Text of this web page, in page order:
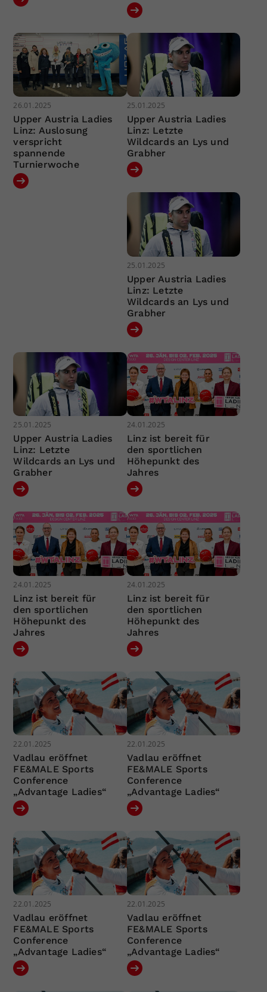
26.01.2025
Upper Austria Ladies
Linz: Auslosung
verspricht
spannende
Turnierwoche
25.01.2025
Upper Austria Ladies
Linz: Letzte
Wildcards an Lys und
Grabher
25.01.2025
Upper Austria Ladies
Linz: Letzte
Wildcards an Lys und
Grabher
25.01.2025
Upper Austria Ladies
Linz: Letzte
Wildcards an Lys und
Grabher
24.01.2025
Linz ist bereit für
den sportlichen
Höhepunkt des
Jahres
24.01.2025
Linz ist bereit für
den sportlichen
Höhepunkt des
Jahres
24.01.2025
Linz ist bereit für
den sportlichen
Höhepunkt des
Jahres
22.01.2025
Vadlau eröffnet
FE&MALE Sports
Conference
„Advantage Ladies“
22.01.2025
Vadlau eröffnet
FE&MALE Sports
Conference
„Advantage Ladies“
22.01.2025
Vadlau eröffnet
FE&MALE Sports
Conference
„Advantage Ladies“
22.01.2025
Vadlau eröffnet
FE&MALE Sports
Conference
„Advantage Ladies“